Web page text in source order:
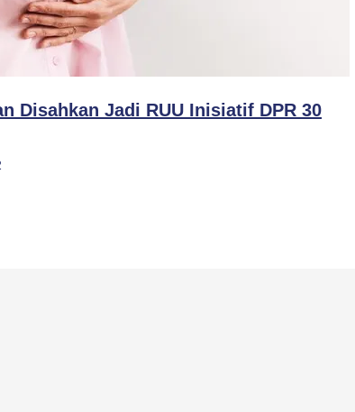
Disahkan Jadi RUU Inisiatif DPR 30